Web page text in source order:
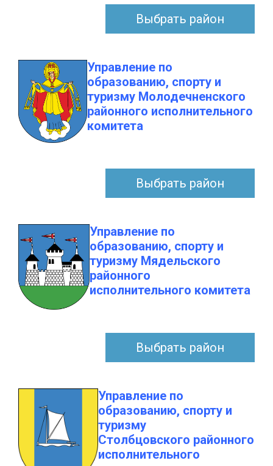
Выбрать район
Управление по
образованию, спорту и
туризму Молодечненского
районного исполнительного
комитета
Выбрать район
Управление по
образованию, спорту и
туризму Мядельского
районного
исполнительного комитета
Выбрать район
Управление по
образованию, спорту и
туризму
Столбцовского районного
исполнительного